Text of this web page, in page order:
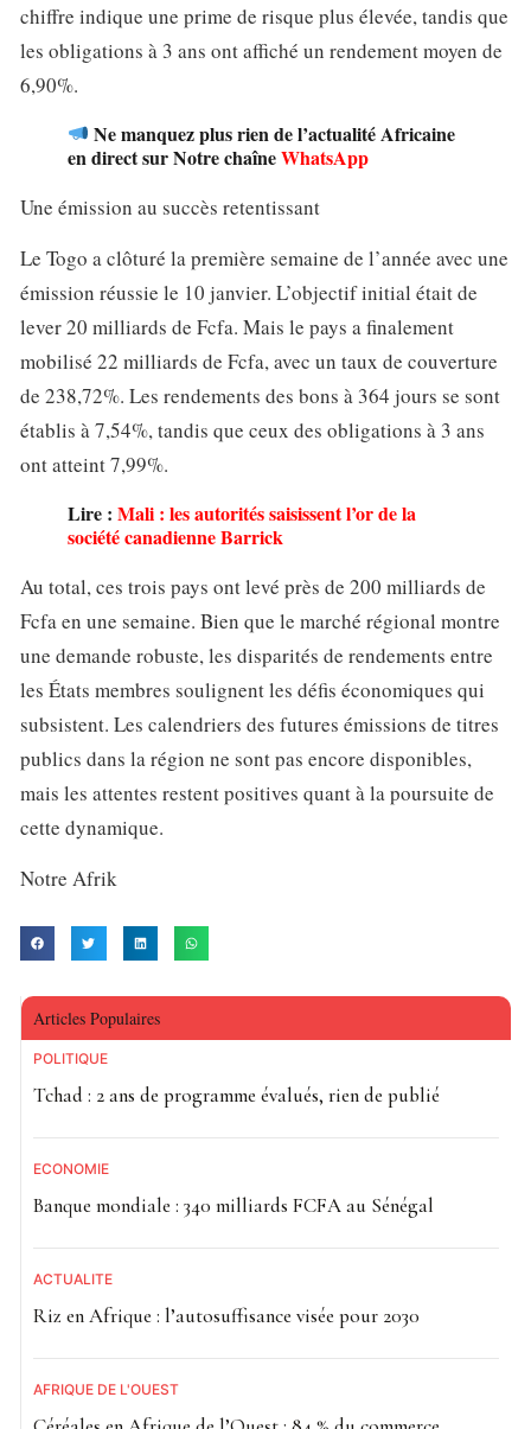
chiffre indique une prime de risque plus élevée, tandis que
les obligations à 3 ans ont affiché un rendement moyen de
6,90%.
Ne manquez plus rien de l’actualité Africaine
en direct sur Notre chaîneWhatsApp
Une émission au succès retentissant
Le Togo a clôturé la première semaine de l’année avec une
émission réussie le 10 janvier. L’objectif initial était de
lever 20 milliards de Fcfa. Mais le pays a finalement
mobilisé 22 milliards de Fcfa, avec un taux de couverture
de 238,72%. Les rendements des bons à 364 jours se sont
établis à 7,54%, tandis que ceux des obligations à 3 ans
ont atteint 7,99%.
Lire : Mali : les autorités saisissent l’or de la
société canadienne Barrick
Au total, ces trois pays ont levé près de 200 milliards de
Fcfa en une semaine. Bien que le marché régional montre
une demande robuste, les disparités de rendements entre
les États membres soulignent les défis économiques qui
subsistent. Les calendriers des futures émissions de titres
publics dans la région ne sont pas encore disponibles,
mais les attentes restent positives quant à la poursuite de
cette dynamique.
Notre Afrik
Articles Populaires
POLITIQUE
Tchad : 2 ans de programme évalués, rien de publié
ECONOMIE
Banque mondiale : 340 milliards FCFA au Sénégal
ACTUALITE
Riz en Afrique : l’autosuffisance visée pour 2030
AFRIQUE DE L'OUEST